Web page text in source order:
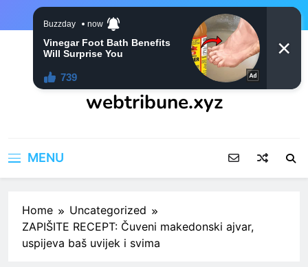
webtribune.xyz
MENU
Home
Uncategorized
ZAPIŠITE RECEPT: Čuveni makedonski ajvar,
uspijeva baš uvijek i svima